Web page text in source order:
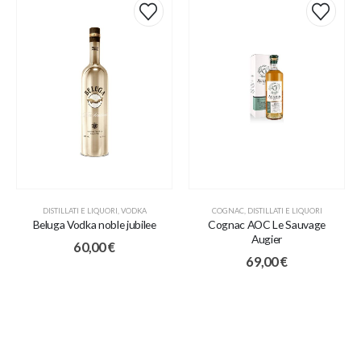
DISTILLATI E LIQUORI VODKA
Beluga Vodka noble jubilee
60,00€
COGNAC DISTILLATI E LIQUORI
Cognac AOC Le Sauvage
Augier
69,00€